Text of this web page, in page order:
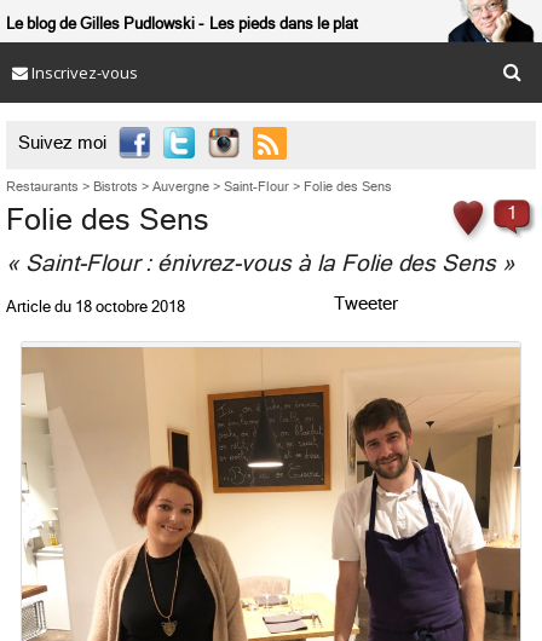
Le blog de Gilles Pudlowski Les pieds dans le plat
Inscrivez-vous
Suivez moi 
Restaurants > Bistrots > Auvergne > Saint-Flour > Folie des Sens
1
Folie des Sens
« Saint-Flour : énivrez-vous à la Folie des Sens »
Article du 18 octobre 2018 Tweeter